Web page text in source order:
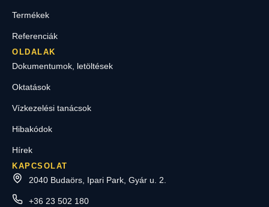
Termékek
Referenciák
OLDALAK
Dokumentumok, letöltések
Oktatások
Vízkezelési tanácsok
Hibakódok
Hírek
KAPCSOLAT
2040 Budaörs, Ipari Park, Gyár u. 2.
+36 23 502 180